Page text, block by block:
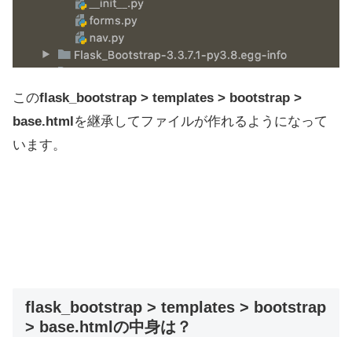
このflask_bootstrap > templates > bootstrap >
base.htmlを継承してファイルが作れるようになって
います。
flask_bootstrap > templates > bootstrap
> base.html の中身は？